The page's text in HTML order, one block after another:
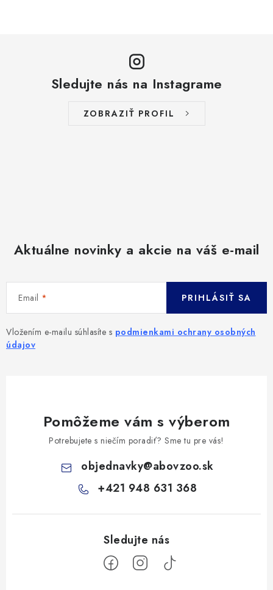
Sledujte nás na Instagrame
ZOBRAZIŤ PROFIL
Aktuálne novinky a akcie na váš e-mail
Email
Vložením e-mailu súhlasíte s podmienkami ochrany osobných
údajov
PRIHLÁSIŤ SA
Pomôžeme vám s výberom
Potrebujete s niečím poradiť? Sme tu pre vás!
objednavky@abovzoo.sk
+421 948 631 368